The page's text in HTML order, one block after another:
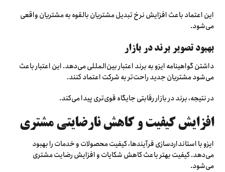
این اعتماد باعث افزایش نرخ تبدیل مشتریان بالقوه به مشتریان واقعی
می‌شود.
بهبود تصویر برند در بازار
داشتن گواهینامه ایزو به برند اعتبار بین‌المللی می‌دهد. این اعتبار باعث
می‌شود مشتریان جدید راحت‌تر به شرکت اعتماد کنند.
در نتیجه، برند در بازار رقابتی جایگاه قوی‌تری پیدا می‌کند.
افزایش کیفیت و کاهش نارضایتی مشتری
ایزو با استانداردسازی فرآیندها، کیفیت محصولات و خدمات را بهبود
می‌دهد. کیفیت بهتر باعث کاهش شکایات و افزایش رضایت مشتری
می‌شود.